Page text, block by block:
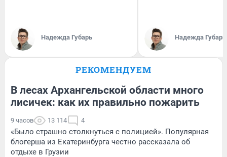
Надежда Губарь Надежда Губарь
РЕКОМЕНДУЕМ
В лесах Архангельской области много
лисичек: как их правильно пожарить
9 часов 13 114 4
«Было страшно столкнуться с полицией». Популярная
блогерша из Екатеринбурга честно рассказала об
отдыхе в Грузии